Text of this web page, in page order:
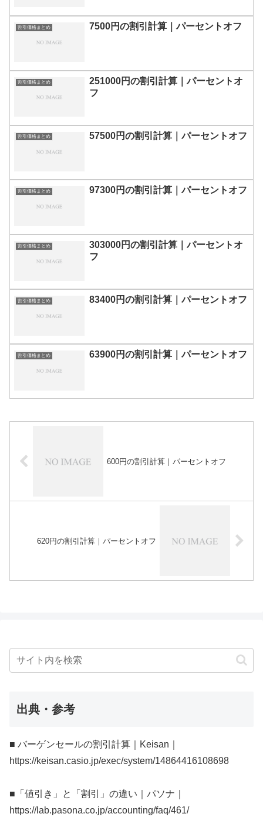
割引価格まとめ 7500円の割引計算｜パーセントオフ
割引価格まとめ
251000円の割引計算｜パーセントオ
フ
割引価格まとめ 57500円の割引計算｜パーセントオフ
割引価格まとめ 97300円の割引計算｜パーセントオフ
割引価格まとめ
303000円の割引計算｜パーセントオ
フ
割引価格まとめ 83400円の割引計算｜パーセントオフ
割引価格まとめ 63900円の割引計算｜パーセントオフ
600円の割引計算｜パーセントオフ
620円の割引計算｜パーセントオフ
出典・参考
■ バーゲンセールの割引計算｜Keisan｜
https://keisan.casio.jp/exec/system/14864416108698
■「値引き」と「割引」の違い｜パソナ｜
https://lab.pasona.co.jp/accounting/faq/461/